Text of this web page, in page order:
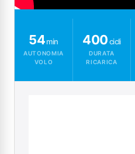
54min
AUTONOMIA
VOLO
400cicli
DURATA
RICARICA